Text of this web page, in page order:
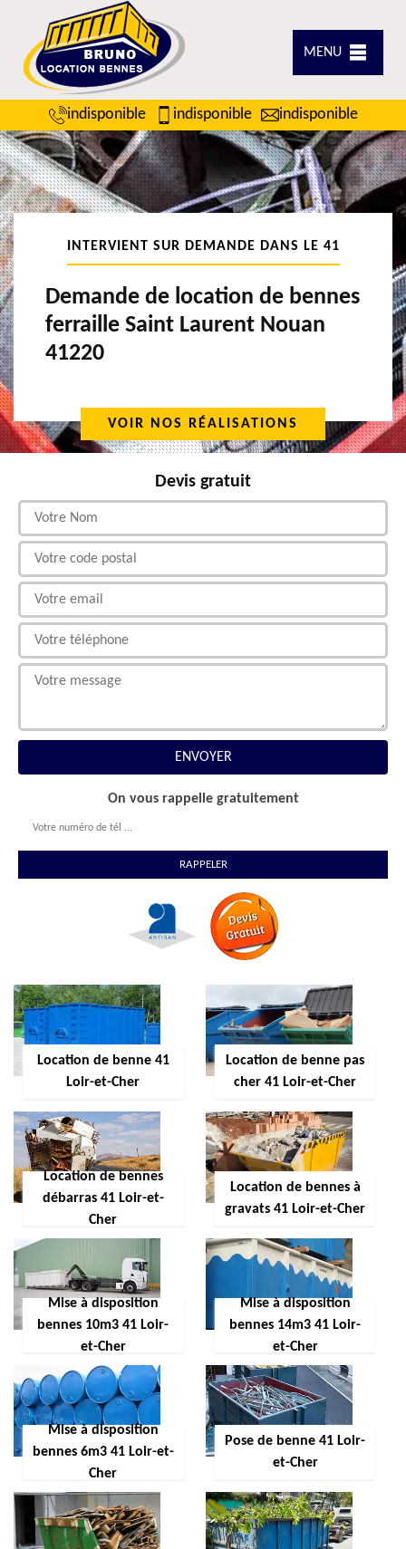
MENU
indisponible indisponible indisponible
INTERVIENT SUR DEMANDE DANS LE 41
Demande de location de bennes
ferraille Saint Laurent Nouan
41220
VOIR NOS RÉALISATIONS
Devis gratuit
On vous rappelle gratuitement
Location de benne 41
Loir-et-Cher
Location de benne pas
cher 41 Loir-et-Cher
Location de bennes
débarras 41 Loir-et-
Cher
Location de bennes à
gravats 41 Loir-et-Cher
Mise à disposition
bennes 10m3 41 Loir-
et-Cher
Mise à disposition
bennes 14m3 41 Loir-
et-Cher
Mise à disposition
bennes 6m3 41 Loir-et-
Cher
Pose de benne 41 Loir-
et-Cher